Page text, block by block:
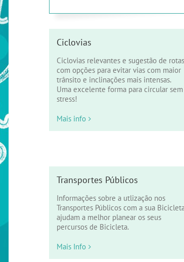
Ciclovias
Ciclovias relevantes e sugestão de
com opções para evitar vias com maior
trânsito e inclinações mais intensas.
Uma excelente forma para circular sem
stress!
Mais info
Transportes Públicos
Informações sobre a utlização nos
Transportes Públicos com a sua
ajudam a melhor planear os seus
percursos de Bicicleta.
Mais Info